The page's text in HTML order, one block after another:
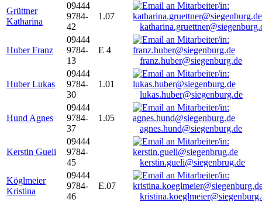
Grüttner
Katharina
09444
9784-
42
1.07
Huber Franz
09444
9784-
13
E 4
franz.huber@siegenburg.de
Huber Lukas
09444
9784-
30
1.01
lukas.huber@siegenburg.de
Hund Agnes
09444
9784-
37
1.05
agnes.hund@siegenburg.de
Kerstin Gueli
09444
9784-
45
kerstin.gueli@siegenbrug.de
Köglmeier
Kristina
09444
9784-
46
E.07